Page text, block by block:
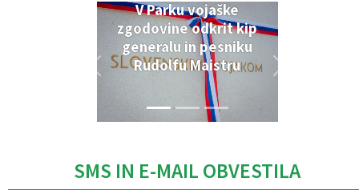
V Parku vojaške
zgodovine odkrit kip
generalu in pesniku
Rudolfu Maistru
SMS IN E-MAIL OBVESTILA